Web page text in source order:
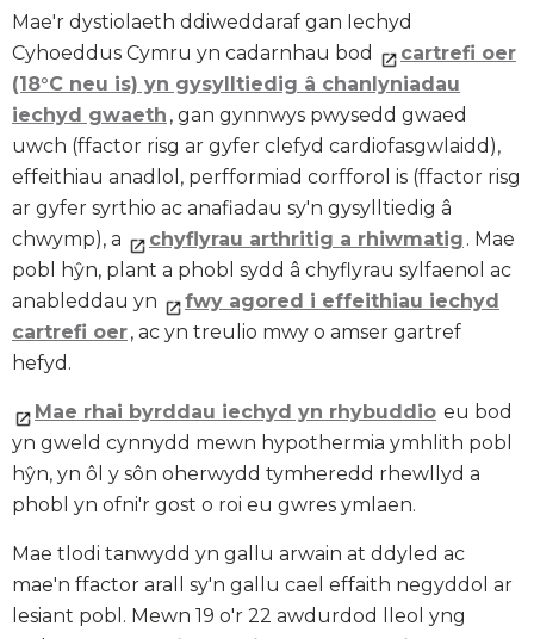
Mae'r dystiolaeth ddiweddaraf gan Iechyd
Cyhoeddus Cymru yn cadarnhau bod
cartrefi oer
(18°C neu is) yn gysylltiedig â chanlyniadau
iechyd gwaeth , gan gynnwys pwysedd gwaed
uwch (ffactor risg ar gyfer clefyd cardiofasgwlaidd),
effeithiau anadlol, perfformiad corfforol is (ffactor risg
ar gyfer syrthio ac anafiadau sy'n gysylltiedig â
chwymp), a
chyflyrau arthritig a rhiwmatig . Mae
pobl hŷn, plant a phobl sydd â chyflyrau sylfaenol ac
anableddau yn
fwy agored i effeithiau iechyd
cartrefi oer, ac yn treulio mwy o amser gartref
hefyd.
Mae rhai byrddau iechyd yn rhybuddio eu bod
yn gweld cynnydd mewn hypothermia ymhlith pobl
hŷn, yn ôl y sôn oherwydd tymheredd rhewllyd a
phobl yn ofni'r gost o roi eu gwres ymlaen.
Mae tlodi tanwydd yn gallu arwain at ddyled ac
mae'n ffactor arall sy'n gallu cael effaith negyddol ar
lesiant pobl. Mewn 19 o'r 22 awdurdod lleol yng